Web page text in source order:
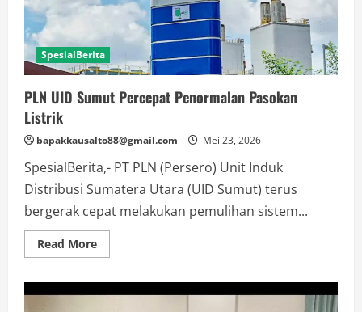
SpesialBerita
PLN UID Sumut Percepat Penormalan Pasokan
Listrik
bapakkausalto88@gmail.com Mei 23, 2026
SpesialBerita,- PT PLN (Persero) Unit Induk
Distribusi Sumatera Utara (UID Sumut) terus
bergerak cepat melakukan pemulihan sistem...
Read MoreRead
more
Sumut